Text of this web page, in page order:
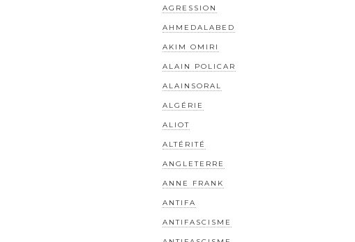
AGRESSION
AHMEDALABED
AKIM OMIRI
ALAIN POLICAR
ALAINSORAL
ALGÉRIE
ALIOT
ALTÉRITÉ
ANGLETERRE
ANNE FRANK
ANTIFA
ANTIFASCISME